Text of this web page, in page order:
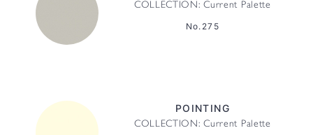
COLLECTION: Current Palette
No.275
POINTING
COLLECTION: Current Palette